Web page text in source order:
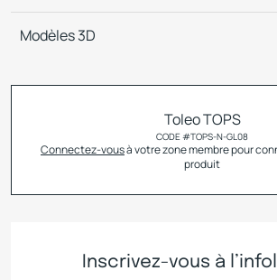
Modèles 3D
Toleo TOPS
CODE #TOPS-N-GL08
Connectez-vousà votre zone membre pour
produit
Inscrivez-vous à